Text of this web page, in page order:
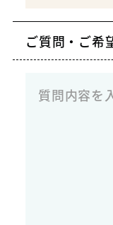
ご質問・ご希